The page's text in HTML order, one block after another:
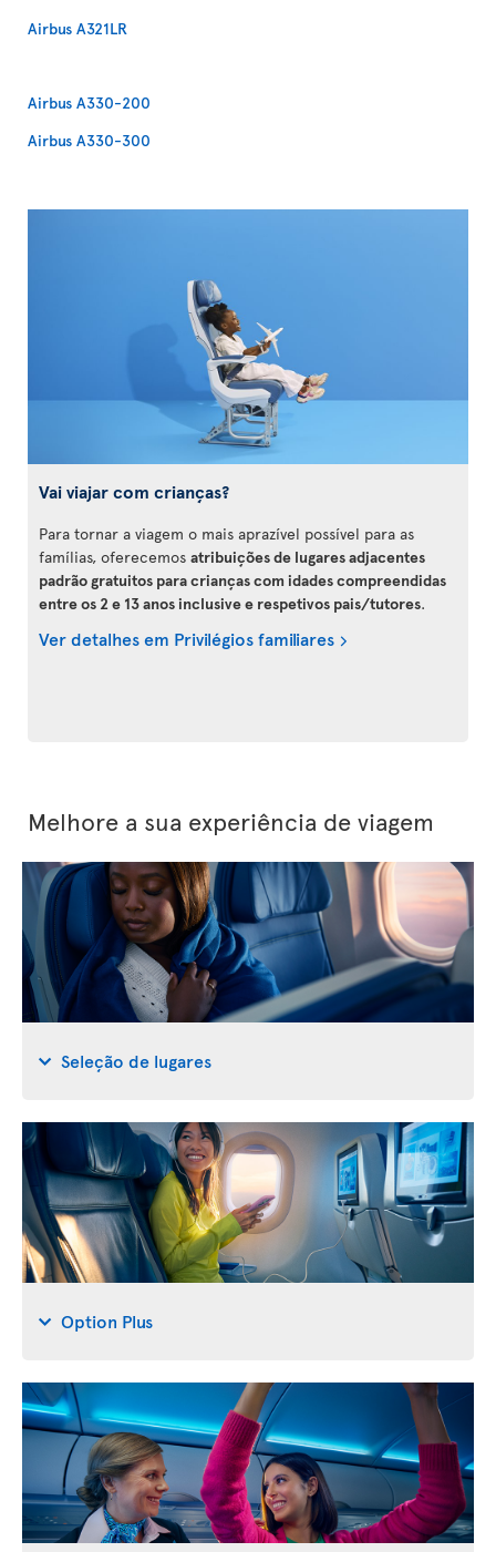
Airbus A321LR
Airbus A330-200
Airbus A330-300
Vai viajar com crianças?
Para tornar a viagem o mais aprazível possível para as
famílias, oferecemos atribuições de lugares adjacentes
padrão gratuitos para crianças com idades compreendidas
entre os 2 e 13 anos inclusive e respetivos pais/tutores.
Ver detalhes em Privilégios familiares
Melhore a sua experiência de viagem
Seleção de lugares
Option Plus